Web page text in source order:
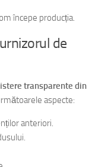
începe producția.
de
transparente din
aspecte:
anteriori.